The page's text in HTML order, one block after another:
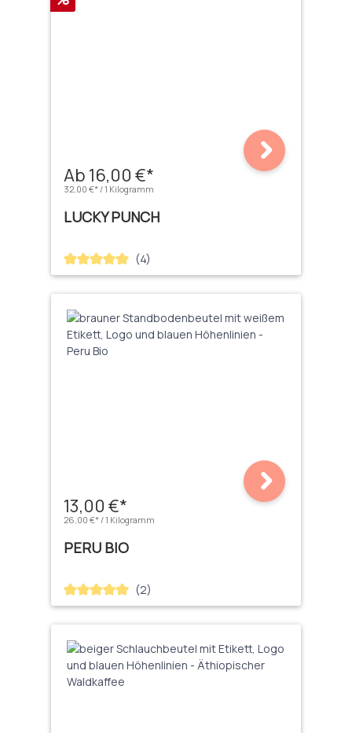
Ab 16,00 €*
32,00 €* / 1 Kilogramm
LUCKY PUNCH
Durchschnittliche Bewertung von 5 von 5 Sternen
(4)
13,00 €*
26,00 €* / 1 Kilogramm
PERU BIO
Durchschnittliche Bewertung von 5 von 5 Sternen
(2)